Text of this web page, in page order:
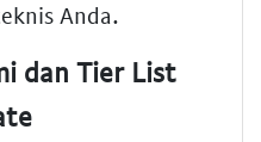
Anda.
dan Tier List